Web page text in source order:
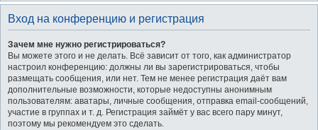
Вход на конференцию и регистрация
Зачем мне нужно регистрироваться?
Вы можете этого и не делать. Всё зависит от того, как администратор
настроил конференцию: должны ли вы зарегистрироваться, чтобы
размещать сообщения, или нет. Тем не менее регистрация даёт вам
дополнительные возможности, которые недоступны анонимным
пользователям: аватары, личные сообщения, отправка email-сообщений,
участие в группах и т. д. Регистрация займёт у вас всего пару минут,
поэтому мы рекомендуем это сделать.